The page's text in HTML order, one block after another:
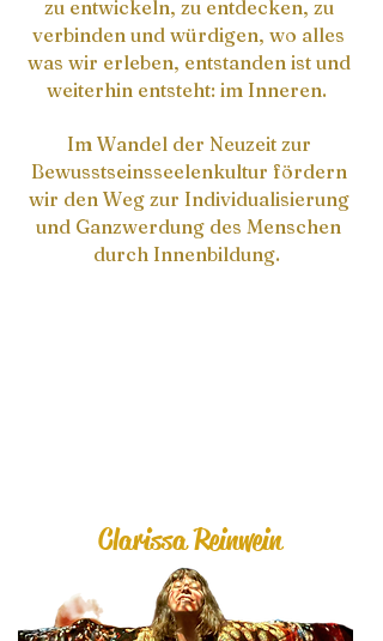
zu entwickeln, zu entdecken, zu
verbinden und würdigen, wo alles
was wir erleben, entstanden ist und
weiterhin entsteht: im Inneren.
Im Wandel der Neuzeit zur
Bewusstseinsseelenkultur fördern
wir den Weg zur Individualisierung
und Ganzwerdung des Menschen
durch Innenbildung.
Clarissa Reinwein